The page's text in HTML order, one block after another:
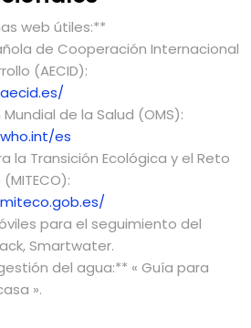
web útiles:**
de Cooperación Internacional
(AECID):
de la Salud (OMS):
es
la Transición Ecológica y el Reto
para el seguimiento del
Smartwater.
del agua:** « Guía para
».